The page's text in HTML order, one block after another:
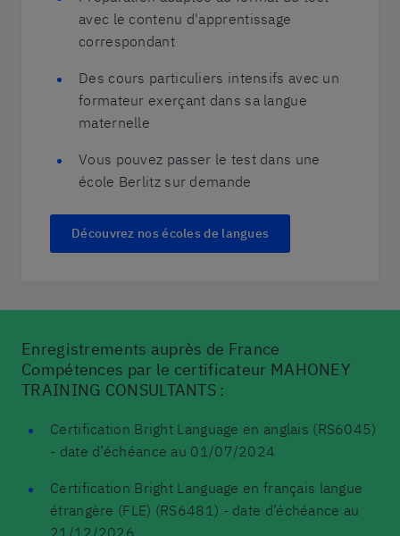
avec le contenu d'apprentissage
correspondant
Des cours particuliers intensifs avec un
formateur exerçant dans sa langue
maternelle
Vous pouvez passer le test dans une
école Berlitz sur demande
Découvrez nos écoles de langues
Enregistrements auprès de France
Compétences par le certificateur MAHONEY
TRAINING CONSULTANTS :
Certification Bright Language en anglais (RS6045)
- date d’échéance au 01/07/2024
Certification Bright Language en français langue
étrangère (FLE) (RS6481) - date d’échéance au
21/12/2026